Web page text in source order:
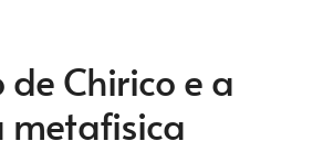
Chirico e a
metafisica